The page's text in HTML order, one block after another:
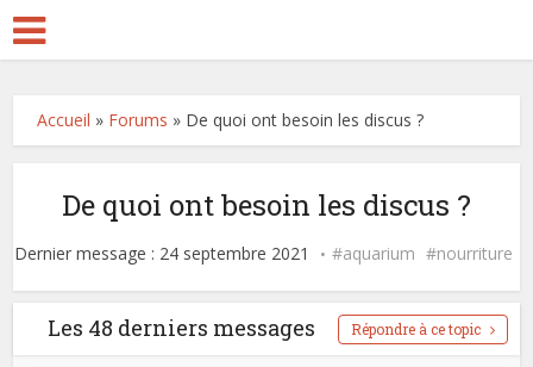
Accueil » Forums » De quoi ont besoin les discus ?
De quoi ont besoin les discus ?
Dernier message : 24 septembre 2021 aquarium nourriture
Les 48 derniers messages Répondre à ce topic